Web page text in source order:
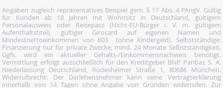
Angaben zugleich repräsentatives Beispiel gem. § 17 Abs. 4 PAngV. Gültig
für Kunden ab 18 Jahren mit Wohnsitz in Deutschland, gültigem
Personalausweis oder Reisepass (Nicht-EU-Bürger i. V. m. gültigem
Aufenthaltstitel), gültiger Girocard auf eigenen Namen und
Mindestnettoeinkommen von 603  (ohne Kindergeld). Selbstständige:
Finanzierung nur für private Zwecke, mind. 24 Monate Selbstständigkeit.
Ggfs. wird ein aktueller Gehalts-/Einkommensnachweis benötigt.
Vermittlung erfolgt ausschließlich für den Kreditgeber BNP Paribas S. A.
Niederlassung Deutschland, Rüdesheimer Straße 1, 80686 München.
Widerrufsrecht: Der Darlehensnehmer kann seine Vertragserklärung
innerhalb von 14 Tagen ohne Angabe von Gründen widerrufen. Zur